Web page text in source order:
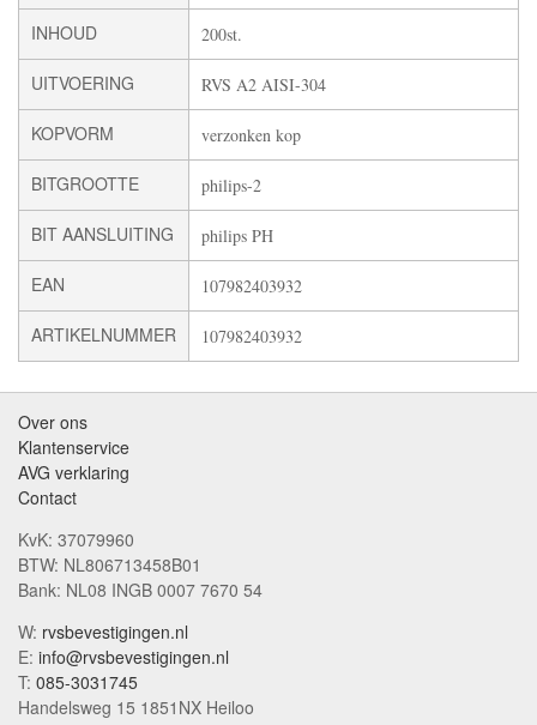
INHOUD 200st.
UITVOERING RVS A2 AISI-304
KOPVORM verzonken kop
BITGROOTTE philips-2
BIT AANSLUITING philips PH
EAN 107982403932
ARTIKELNUMMER 107982403932
Over ons
Klantenservice
AVG verklaring
Contact
KvK: 37079960
BTW: NL806713458B01
Bank: NL08 INGB 0007 7670 54
W: rvsbevestigingen.nl
E: info@rvsbevestigingen.nl
T: 085-3031745
Handelsweg 15 1851NX Heiloo